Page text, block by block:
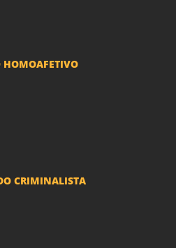
HOMOAFETIVO
CRIMINALISTA